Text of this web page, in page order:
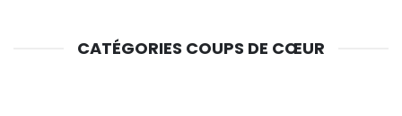
CATÉGORIES COUPS DE CŒUR